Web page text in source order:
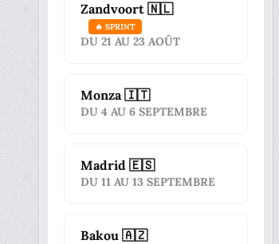
Zandvoort 🇳🇱
🔥 SPRINT
DU 21 AU 23 AOÛT
Monza 🇮🇹
DU 4 AU 6 SEPTEMBRE
Madrid 🇪🇸
DU 11 AU 13 SEPTEMBRE
Bakou 🇦🇿